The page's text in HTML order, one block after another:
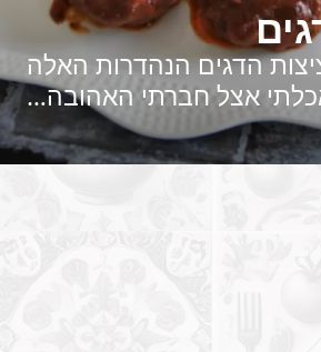
הדגים הנהדרות האלה
אצל חברתי האהובה…